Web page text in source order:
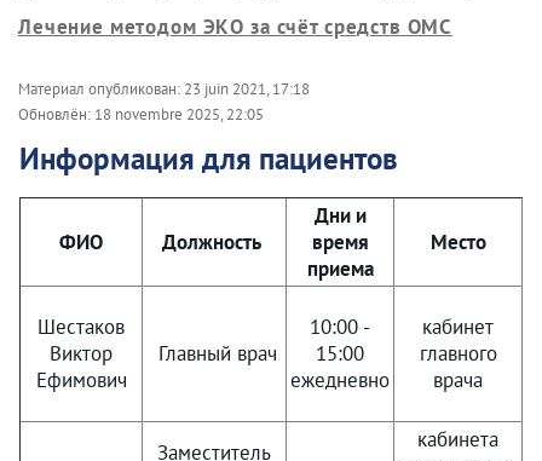
Лечение методом ЭКО за счёт средств ОМС
Материал опубликован: 23 juin 2021, 17:18
Обновлён: 18 novembre 2025, 22:05
Информация для пациентов
ФИО Должность
Дни и
время
приема
Место
Шестаков
Виктор
Ефимович
Главный врач
10:00 -
15:00
ежедневно
кабинет
главного
врача
Заместитель
кабинета